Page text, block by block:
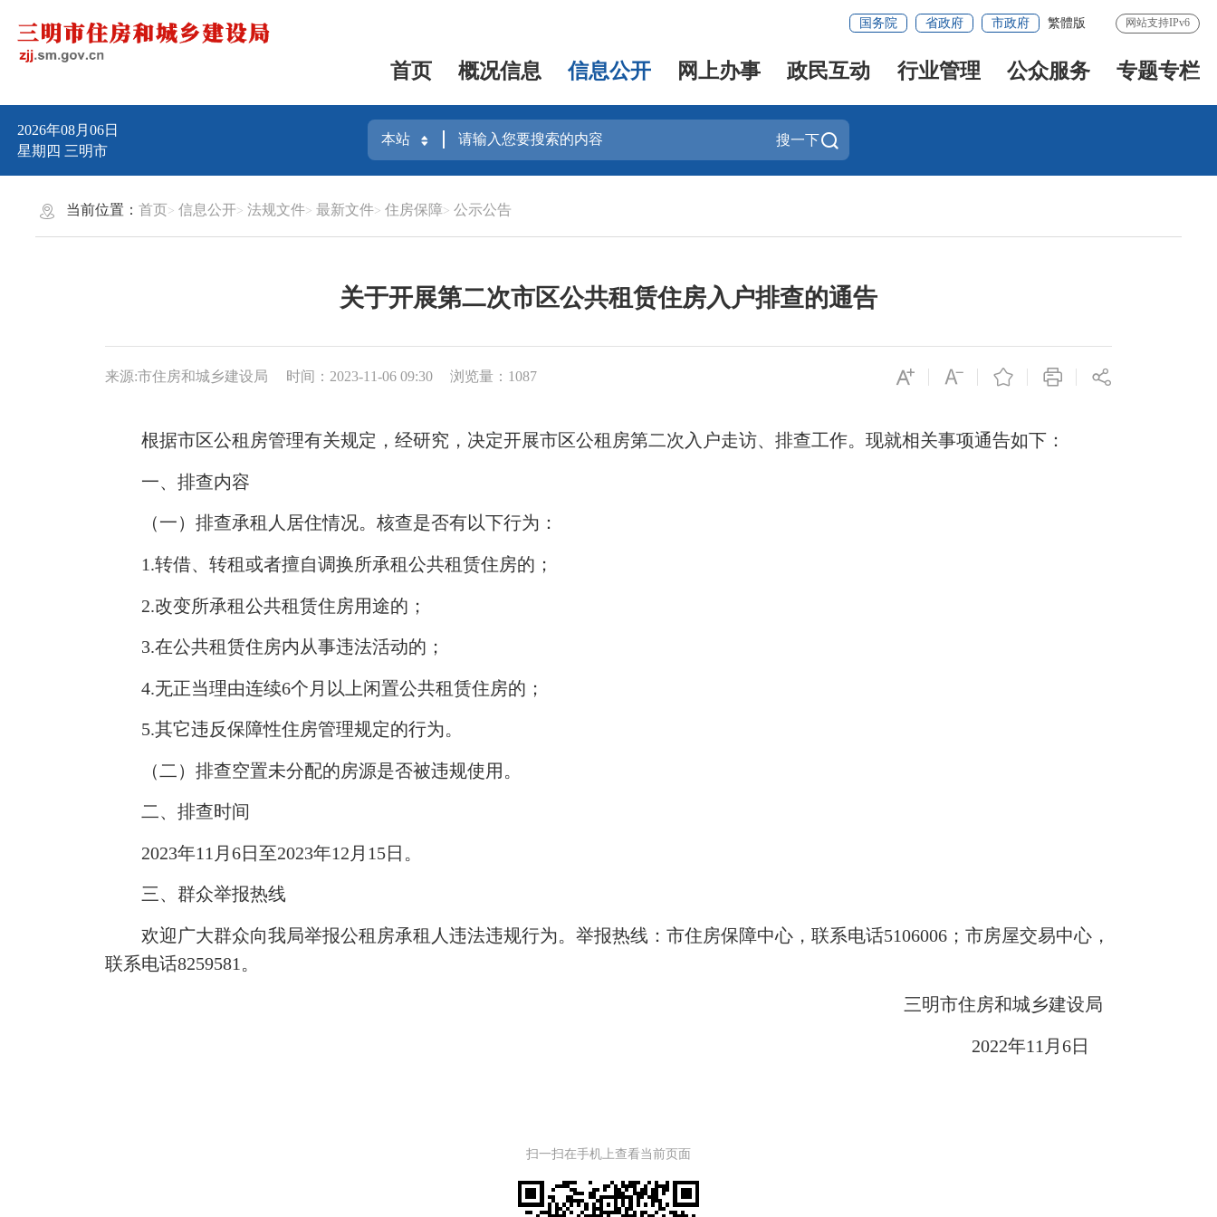
国务院 省政府 市政府 繁體版 网站支持IPv6
首页 概况信息 信息公开 网上办事 政民互动 行业管理 公众服务 专题专栏
2026年08月06日
星期四 三明市
搜一下
当前位置：首页 信息公开 法规文件 最新文件 住房保障 公示公告
关于开展第二次市区公共租赁住房入户排查的通告
来源:市住房和城乡建设局 时间：2023-11-06 09:30 浏览量：1087
根据市区公租房管理有关规定，经研究，决定开展市区公租房第二次入户走访、排查工作。现就相关事项通告如下：
一、排查内容
（一）排查承租人居住情况。核查是否有以下行为：
1.转借、转租或者擅自调换所承租公共租赁住房的；
2.改变所承租公共租赁住房用途的；
3.在公共租赁住房内从事违法活动的；
4.无正当理由连续6个月以上闲置公共租赁住房的；
5.其它违反保障性住房管理规定的行为。
（二）排查空置未分配的房源是否被违规使用。
二、排查时间
2023年11月6日至2023年12月15日。
三、群众举报热线
欢迎广大群众向我局举报公租房承租人违法违规行为。举报热线：市住房保障中心，联系电话5106006；市房屋交易中心，
联系电话8259581。
三明市住房和城乡建设局
2022年11月6日
扫一扫在手机上查看当前页面